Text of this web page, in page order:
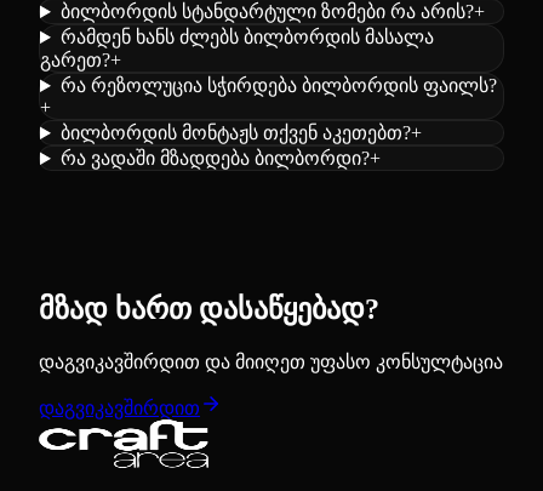
ბილბორდის სტანდარტული ზომები რა არის?+
რამდენ ხანს ძლებს ბილბორდის მასალა
გარეთ?+
რა რეზოლუცია სჭირდება ბილბორდის ფაილს?
+
ბილბორდის მონტაჟს თქვენ აკეთებთ?+
რა ვადაში მზადდება ბილბორდი?+
მზად ხართ დასაწყებად?
დაგვიკავშირდით და მიიღეთ უფასო კონსულტაცია
დაგვიკავშირდით